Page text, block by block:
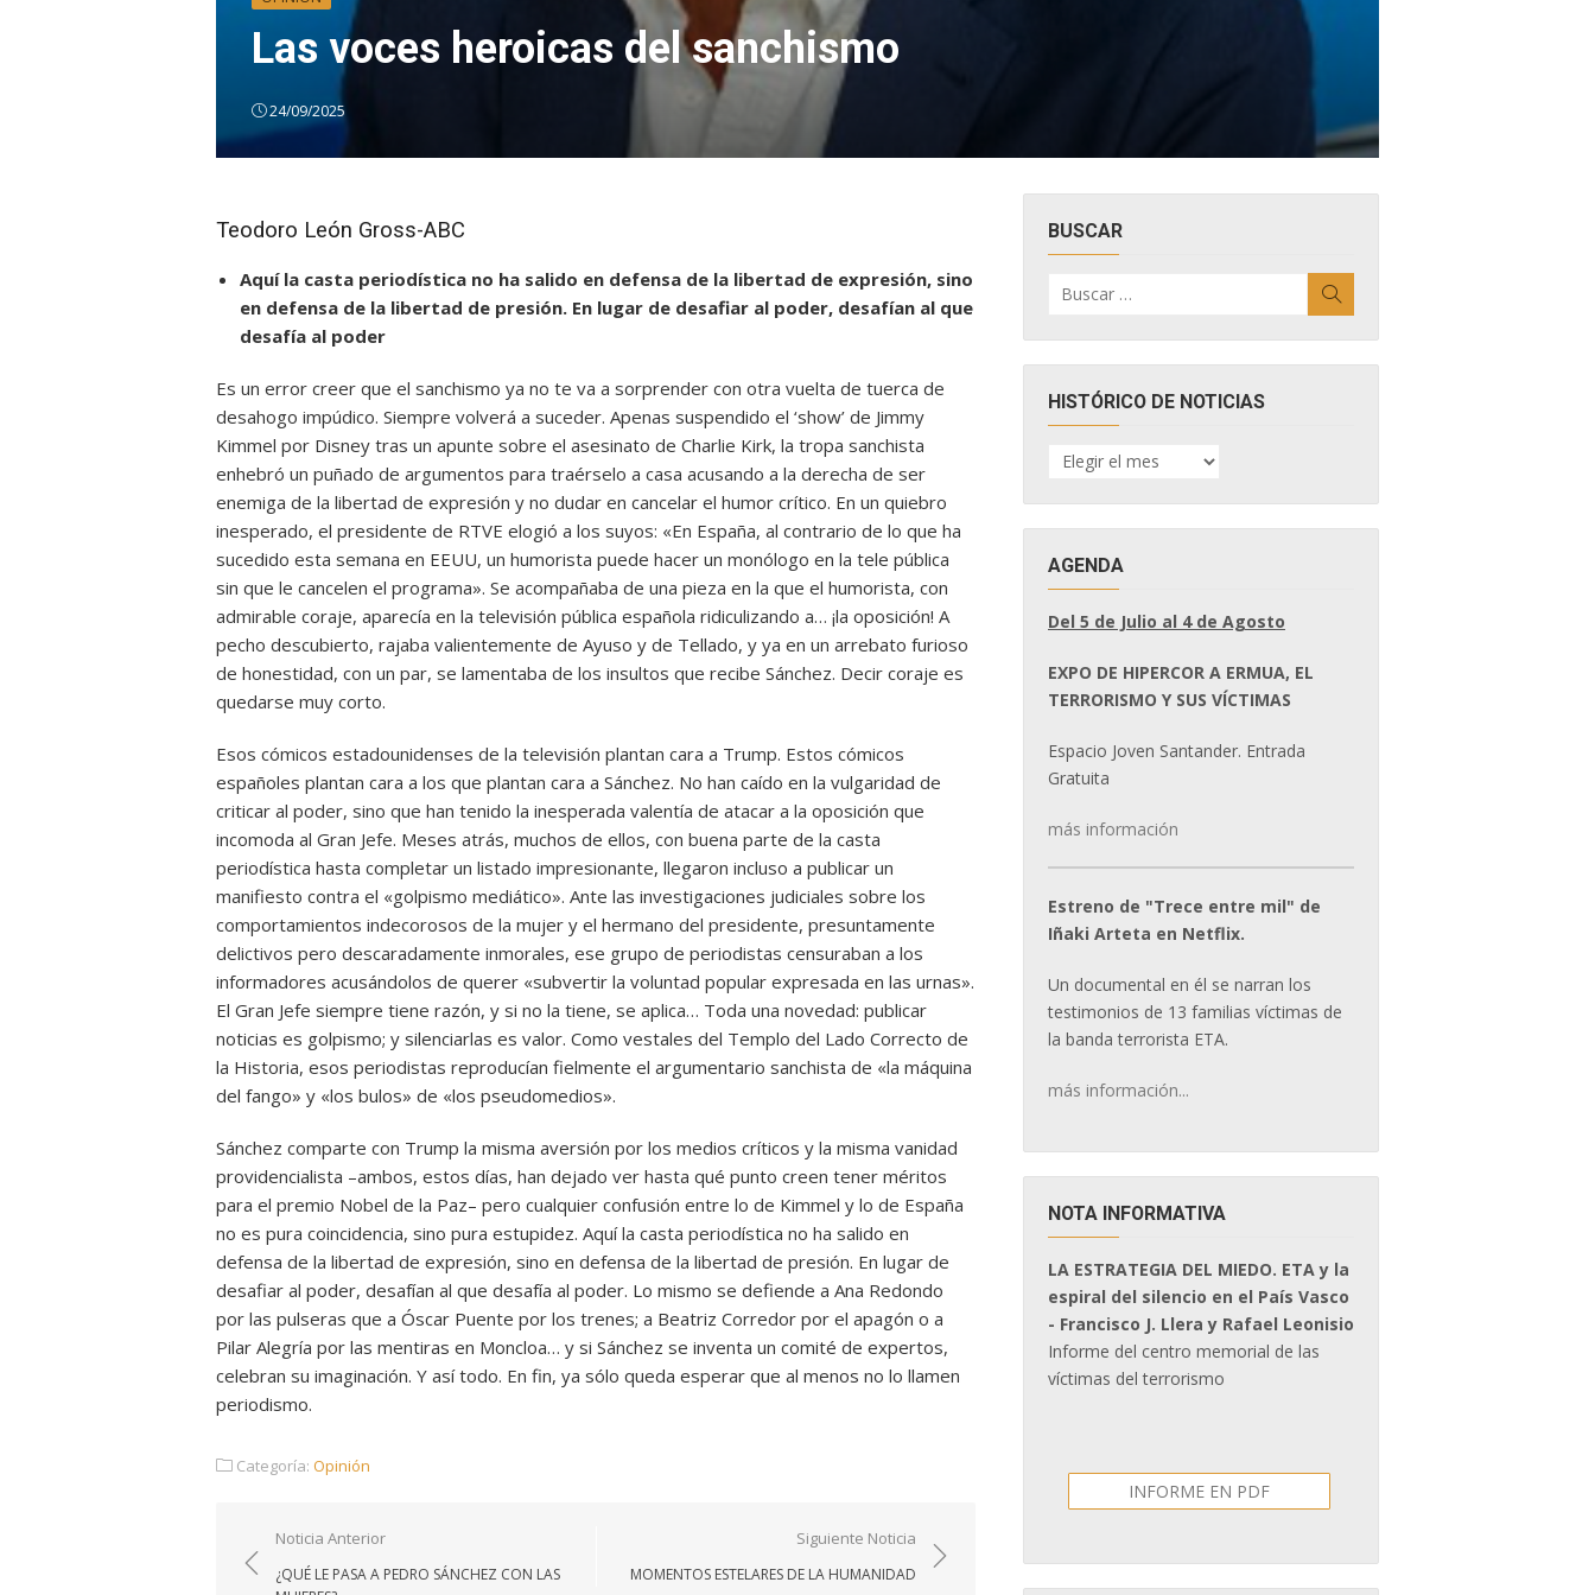
Las voces heroicas del sanchismo
24/09/2025
Teodoro León Gross-ABC
Aquí la casta periodística no ha salido en defensa de la libertad de expresión, sino
en defensa de la libertad de presión. En lugar de desafiar al poder, desafían al que
desafía al poder
Es un error creer que el sanchismo ya no te va a sorprender con otra vuelta de tuerca de
desahogo impúdico. Siempre volverá a suceder. Apenas suspendido el ‘show’ de Jimmy
Kimmel por Disney tras un apunte sobre el asesinato de Charlie Kirk, la tropa sanchista
enhebró un puñado de argumentos para traérselo a casa acusando a la derecha de ser
enemiga de la libertad de expresión y no dudar en cancelar el humor crítico. En un quiebro
inesperado, el presidente de RTVE elogió a los suyos: «En España, al contrario de lo que ha
sucedido esta semana en EEUU, un humorista puede hacer un monólogo en la tele pública
sin que le cancelen el programa». Se acompañaba de una pieza en la que el humorista, con
admirable coraje, aparecía en la televisión pública española ridiculizando a… ¡la oposición! A
pecho descubierto, rajaba valientemente de Ayuso y de Tellado, y ya en un arrebato furioso
de honestidad, con un par, se lamentaba de los insultos que recibe Sánchez. Decir coraje es
quedarse muy corto.
Esos cómicos estadounidenses de la televisión plantan cara a Trump. Estos cómicos
españoles plantan cara a los que plantan cara a Sánchez. No han caído en la vulgaridad de
criticar al poder, sino que han tenido la inesperada valentía de atacar a la oposición que
incomoda al Gran Jefe. Meses atrás, muchos de ellos, con buena parte de la casta
periodística hasta completar un listado impresionante, llegaron incluso a publicar un
manifiesto contra el «golpismo mediático». Ante las investigaciones judiciales sobre los
comportamientos indecorosos de la mujer y el hermano del presidente, presuntamente
delictivos pero descaradamente inmorales, ese grupo de periodistas censuraban a los
informadores acusándolos de querer «subvertir la voluntad popular expresada en las urnas».
El Gran Jefe siempre tiene razón, y si no la tiene, se aplica… Toda una novedad: publicar
noticias es golpismo; y silenciarlas es valor. Como vestales del Templo del Lado Correcto de
la Historia, esos periodistas reproducían fielmente el argumentario sanchista de «la máquina
del fango» y «los bulos» de «los pseudomedios».
Sánchez comparte con Trump la misma aversión por los medios críticos y la misma vanidad
providencialista –ambos, estos días, han dejado ver hasta qué punto creen tener méritos
para el premio Nobel de la Paz– pero cualquier confusión entre lo de Kimmel y lo de España
no es pura coincidencia, sino pura estupidez. Aquí la casta periodística no ha salido en
defensa de la libertad de expresión, sino en defensa de la libertad de presión. En lugar de
desafiar al poder, desafían al que desafía al poder. Lo mismo se defiende a Ana Redondo
por las pulseras que a Óscar Puente por los trenes; a Beatriz Corredor por el apagón o a
Pilar Alegría por las mentiras en Moncloa… y si Sánchez se inventa un comité de expertos,
celebran su imaginación. Y así todo. En fin, ya sólo queda esperar que al menos no lo llamen
periodismo.
Categoría: Opinión
Navegación
de
Noticia Anterior
¿QUÉ LE PASA A PEDRO SÁNCHEZ CON LAS
Siguiente Noticia
MOMENTOS ESTELARES DE LA HUMANIDAD
BUSCAR
por:
HISTÓRICO DE NOTICIAS
HISTÓRICO
DE
AGENDA
Del 5 de Julio al 4 de Agosto
EXPO DE HIPERCOR A ERMUA, EL
TERRORISMO Y SUS VÍCTIMAS
Espacio Joven Santander. Entrada
Gratuita
más información
Estreno de "Trece entre mil" de
Iñaki Arteta en Netflix.
Un documental en él se narran los
testimonios de 13 familias víctimas de
la banda terrorista ETA.
más información...
NOTA INFORMATIVA
LA ESTRATEGIA DEL MIEDO. ETA y la
espiral del silencio en el País Vasco
- Francisco J. Llera y Rafael Leonisio
Informe del centro memorial de las
víctimas del terrorismo
INFORME EN PDF